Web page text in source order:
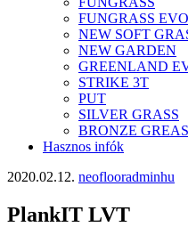
FUNGRASS
NEW SOFT
NEW GARDEN
GREENLAND
STRIKE 3T
PUT
SILVER GRASS
BRONZE
Hasznos infók
2020.02.12. neoflooradminhu
PlankIT LVT